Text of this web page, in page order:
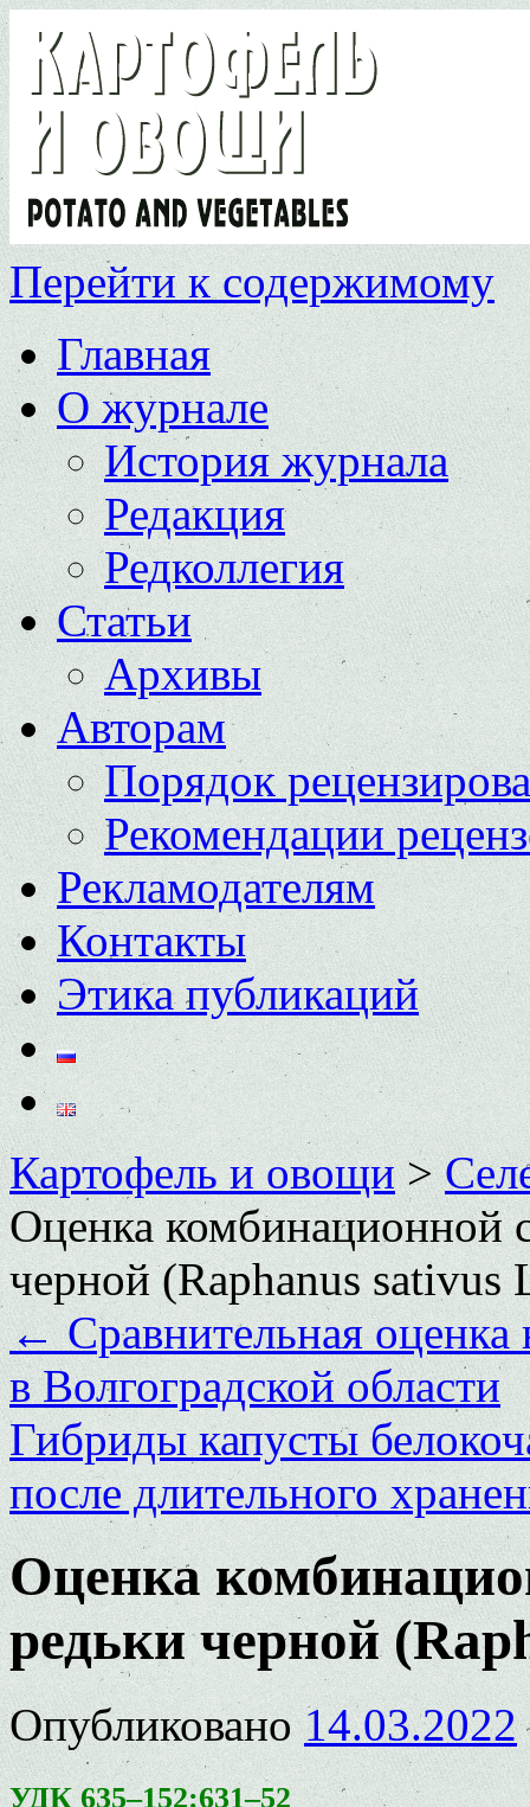
Перейти к содержимому
Главная
О журнале
История журнала
Редакция
Редколлегия
Статьи
Архивы
Авторам
Порядок
Рекомендации
Рекламодателям
Контакты
Этика публикаций
Картофель и овощи>
Оценка комбинационной
черной (Raphanus sativus
←Сравнительная оценка
в Волгоградской области
Гибриды капусты
после длительного
Оценка
редьки черной
Опубликовано 14.03.2022
УДК 635–152:631–52